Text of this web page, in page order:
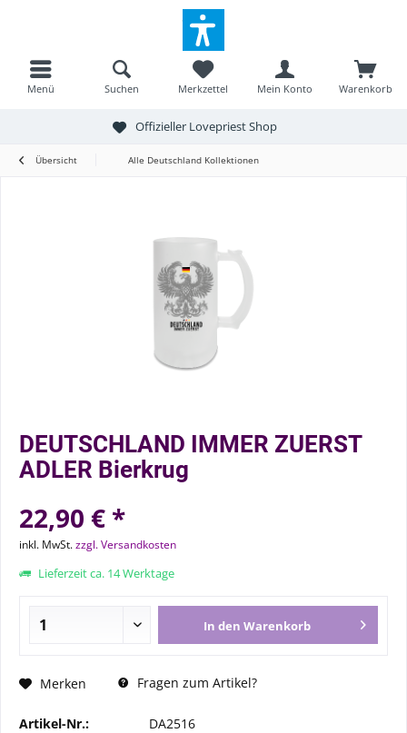
Menü Warenkorb
Merkzettel Mein Konto
Suchen
Offizieller Lovepriest Shop
Übersicht Alle Deutschland Kollektionen
DEUTSCHLAND IMMER ZUERST
ADLER Bierkrug
22,90 € *
inkl. MwSt.zzgl. Versandkosten
Lieferzeit ca. 14 Werktage
In den Warenkorb
Merken Fragen zum Artikel?
Artikel-Nr.: DA2516